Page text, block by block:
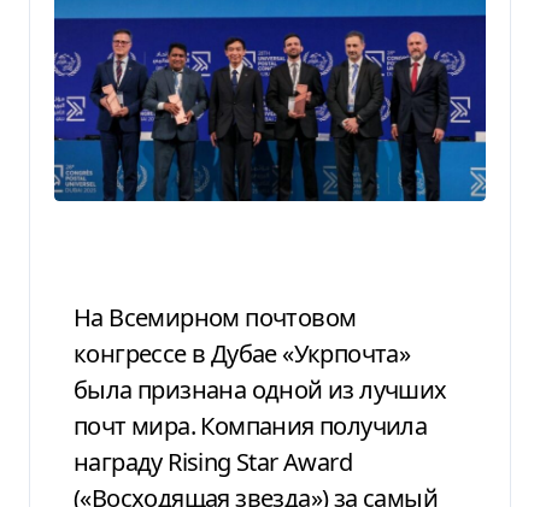
На Всемирном почтовом
конгрессе в Дубае «Укрпочта»
была признана одной из лучших
почт мира. Компания получила
награду Rising Star Award
(«Восходящая звезда») за самый